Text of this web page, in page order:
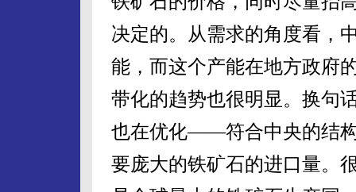
决定的。从需求的角度看，
能，而这个产能在地方政府
带化的趋势也很明显。换句
也在优化——符合中央的结
要庞大的铁矿石的进口量。